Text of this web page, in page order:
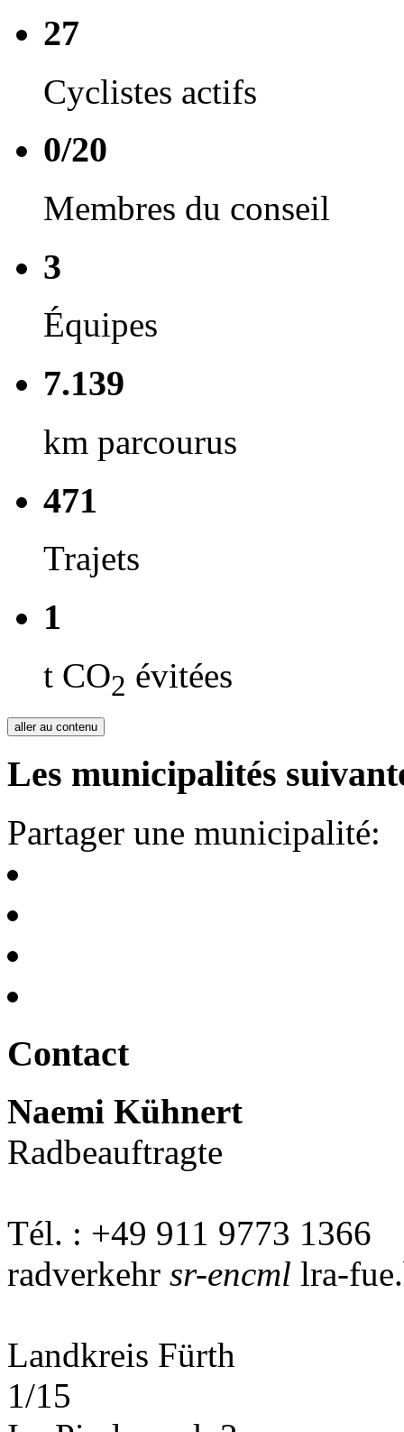
27
Cyclistes actifs
0/20
Membres du conseil
3
Équipes
7.139
km parcourus
471
Trajets
1
t CO2 évitées
aller au contenu
Les municipalités
Partager une municipalité:
Contact
Naemi Kühnert
Radbeauftragte
Tél. : +49 911 9773 1366
radverkehr sr-encml lra-
Landkreis Fürth
1/15